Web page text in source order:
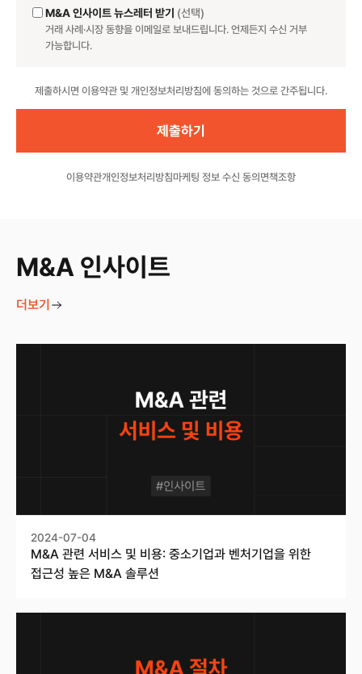
M&A 인사이트 뉴스레터 받기 (선택)
거래 사례·시장 동향을 이메일로 보내드립니다. 언제든지 수신 거부
가능합니다.
제출하시면 이용약관 및 개인정보처리방침에 동의하는 것으로 간주됩니다.
이용약관개인정보처리방침마케팅 정보 수신 동의 면책조항
M&A 인사이트
더보기
2024-07-04
M&A 관련 서비스 및 비용: 중소기업과 벤처기업을 위한
접근성 높은 M&A 솔루션